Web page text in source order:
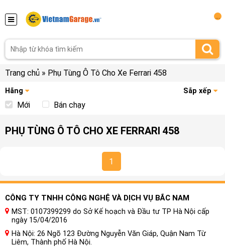
Trang chủ » Phụ Tùng Ô Tô Cho Xe Ferrari 458
Hãng Sắp xếp
Mới Bán chạy
PHỤ TÙNG Ô TÔ CHO XE FERRARI 458
1
CÔNG TY TNHH CÔNG NGHỆ VÀ DỊCH VỤ BẮC NAM
MST: 0107399299 do Sở Kế hoạch và Đầu tư TP Hà Nội cấp
ngày 15/04/2016
Hà Nội: 26 Ngõ 123 Đường Nguyễn Văn Giáp, Quận Nam Từ
Liêm, Thành phố Hà Nội.